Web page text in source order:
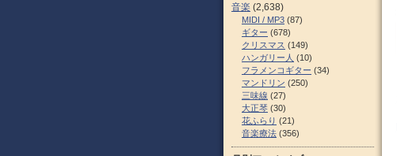
音楽 (2,638)
MIDI / MP3 (87)
ギター (678)
クリスマス (149)
ハンガリー人 (10)
フラメンコギター (34)
マンドリン (250)
三味線 (27)
大正琴 (30)
花ふらり (21)
音楽療法 (356)